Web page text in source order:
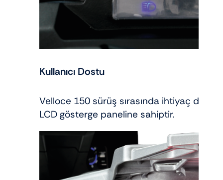
Kullanıcı Dostu
Velloce 150 sürüş sırasında ihtiyaç
LCD gösterge paneline sahiptir.